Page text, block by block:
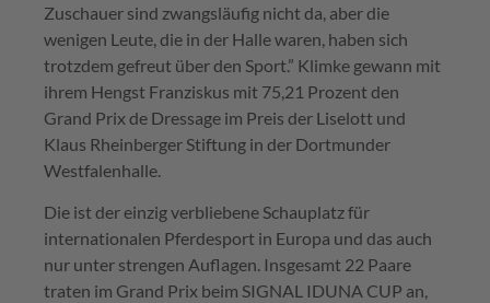
Zuschauer sind zwangsläufig nicht da, aber die
wenigen Leute, die in der Halle waren, haben sich
trotzdem gefreut über den Sport.” Klimke gewann mit
ihrem Hengst Franziskus mit 75,21 Prozent den
Grand Prix de Dressage im Preis der Liselott und
Klaus Rheinberger Stiftung in der Dortmunder
Westfalenhalle.
Die ist der einzig verbliebene Schauplatz für
internationalen Pferdesport in Europa und das auch
nur unter strengen Auflagen. Insgesamt 22 Paare
traten im Grand Prix beim SIGNAL IDUNA CUP an,